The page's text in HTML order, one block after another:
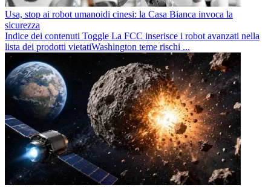
Usa, stop ai robot umanoidi cinesi: la Casa Bianca invoca la
sicurezza
Indice dei contenuti Toggle La FCC inserisce i robot avanzati nella
lista dei prodotti vietatiWashington teme rischi ...